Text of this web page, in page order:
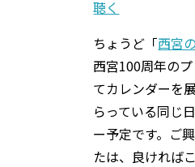
聴く
ちょうど「西宮
西宮100周年の
てカレンダーを
らっている同じ
ー予定です。ご
たは、良ければ